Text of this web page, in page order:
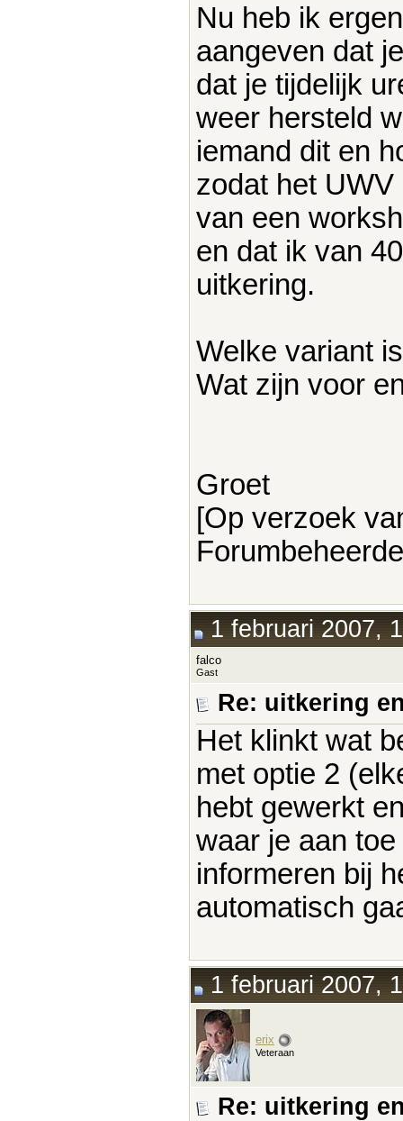
Nu heb ik
aangeven dat
dat je tijdelijk
weer hersteld
iemand dit en
zodat het
van een
en dat ik van
uitkering.
Welke variant
Wat zijn voor
Groet
[Op verzoek
1 februari 2007,
falco
Gast
Re: uitkering
Het klinkt wat
met optie 2
hebt gewerkt
waar je aan
informeren bij
automatisch
1 februari 2007,
erix
Veteraan
Re: uitkering